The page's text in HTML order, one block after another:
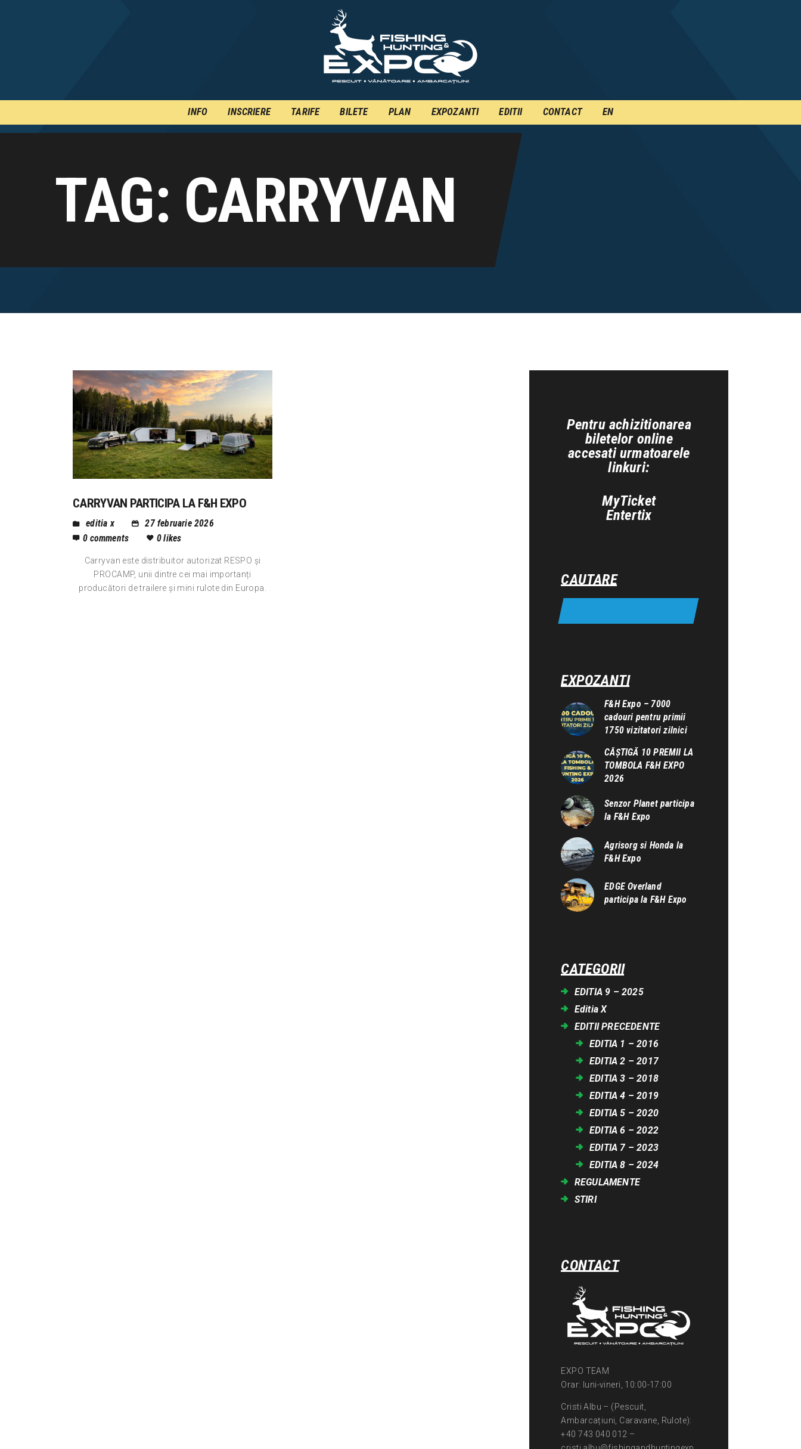
INFO INSCRIERE TARIFE BILETE PLAN EXPOZANTI EDITII CONTACT EN
TAG: CARRYVAN
INSCRIERE
PLAN
CONTACT
EN
CARRYVAN PARTICIPA LA F&H EXPO
editia x
27 februarie 2026
0 comments 0likes
Carryvan este distribuitor autorizat RESPO și
PROCAMP, unii dintre cei mai importanți
producători de trailere și mini rulote din Europa.
Pentru achizitionarea
biletelor online
accesati urmatoarele
linkuri:
MyTicket
Entertix
CAUTARE
EXPOZANTI
F&H Expo – 7000
cadouri pentru primii
1750 vizitatori zilnici
CÂȘTIGĂ 10 PREMII LA
TOMBOLA F&H EXPO
2026
Senzor Planet participa
la F&H Expo
Agrisorg si Honda la
F&H Expo
EDGE Overland
participa la F&H Expo
CATEGORII
EDITIA 9 – 2025
Editia X
EDITII PRECEDENTE
EDITIA 1 – 2016
EDITIA 2 – 2017
EDITIA 3 – 2018
EDITIA 4 – 2019
EDITIA 5 – 2020
EDITIA 6 – 2022
EDITIA 7 – 2023
EDITIA 8 – 2024
REGULAMENTE
STIRI
CONTACT
EXPO TEAM
Orar: luni-vineri, 10:00-17:00
Cristi Albu – (Pescuit,
Ambarcațiuni, Caravane, Rulote):
+40 743 040 012 –